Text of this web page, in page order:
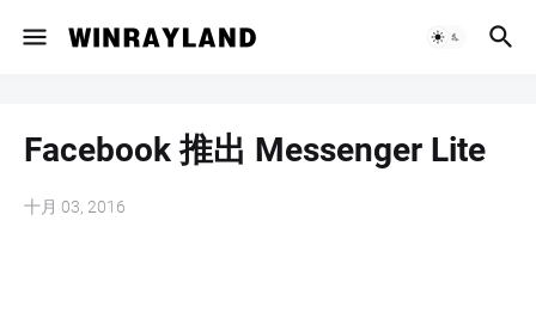
Facebook 推出 Messenger Lite
十月 03, 2016